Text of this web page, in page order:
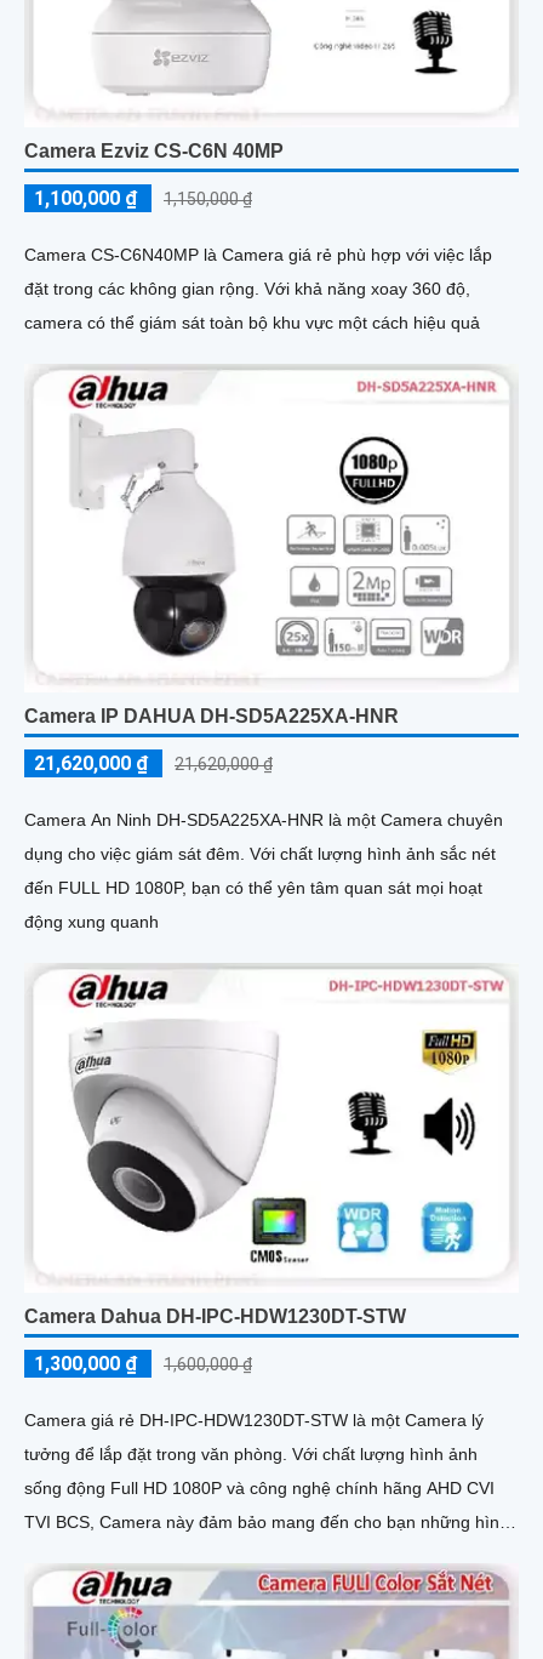
Camera Ezviz CS-C6N 40MP
1,100,000 ₫ 1,150,000 ₫
Camera CS-C6N40MP là Camera giá rẻ phù hợp với việc lắp
đặt trong các không gian rộng. Với khả năng xoay 360 độ,
camera có thể giám sát toàn bộ khu vực một cách hiệu quả
Camera IP DAHUA DH-SD5A225XA-HNR
21,620,000 ₫ 21,620,000 ₫
Camera An Ninh DH-SD5A225XA-HNR là một Camera chuyên
dụng cho việc giám sát đêm. Với chất lượng hình ảnh sắc nét
đến FULL HD 1080P, bạn có thể yên tâm quan sát mọi hoạt
động xung quanh
Camera Dahua DH-IPC-HDW1230DT-STW
1,300,000 ₫ 1,600,000 ₫
Camera giá rẻ DH-IPC-HDW1230DT-STW là một Camera lý
tưởng để lắp đặt trong văn phòng. Với chất lượng hình ảnh
sống động Full HD 1080P và công nghệ chính hãng AHD CVI
TVI BCS, Camera này đảm bảo mang đến cho bạn những hình